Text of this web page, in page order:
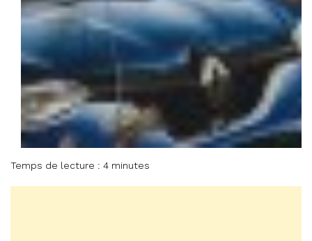
Temps de lecture : 4 minutes